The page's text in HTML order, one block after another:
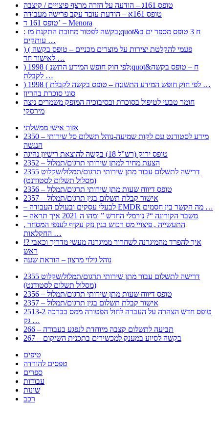
טופס 161ג – הודעה על חזרה מרצף פיצויים / קיצבה
טופס 161א – הודעת עובד עקב פרישה מעבודה
טופס 161 ד’ – Menora
: בקשה לפטור מחובת התקנת מז;quot&ח 3 טופס מספר ים ב
עותקים …
) ( פעמי להקלטת יצירות על מוצרים מכניים – טופס בקשה
לאישור חד …
) 1998 ( לפי חוק חופש המידע התשנ;quot&ח – טופס בקשה
לקבלת …
) 1998 ( לפי חוק חופש המידע התשנ;ח – טופס בקשה לקבלת …
סוגי סוכרת בהריון
חומר טבעי לטיפול בסוכרת ובסיבוכיה המופק משמרים ניצה
מירסקי
אזור אישי ממשלתי
2350 – מידע לסטודנט עם לקות שמיעה-נוהל תשלום סל שירותי
הנגשה
טופס ירוק (רש”ל 18) בקשה להוצאת רישיון נהיגה
2352 – הצעת מחיר למתן שירותי תרגום/תמלול
2355 דרישה לתשלום עבור מתן שירותי תרגום/תמלול/שקלוט
(מסלול תשלום לסטודנט)
2356 – טופס דיווח שעות מתן שירותי תרגום/תמלול
2357 – אישור קבלת תשלום בגין תרגום/תמלול
– לבעלי עסקים ובעולם העבודה EMDR מה הקשר בין חסמים …
– משבר הקורונה “? נורמלי החדש ” ומהו ה 2021 איך תראה
, התעשייה , פיצויי מס רכוש בגין נזק עקיף לענפי המסחר
החקלאות …
!? איך להפרד מהמיגרנה לשחרור ממיגרנה מעשי מדריך וכאבי
ראש
נוהל גילוי מרצון – הוראת שעה
2355 דרישה לתשלום עבור מתן שירותי תרגום/תמלול/שקלוט
(מסלול תשלום לסטודנט)
2356 – טופס דיווח שעות מתן שירותי תרגום/תמלול
2357 – אישור קבלת תשלום בגין תרגום/תמלול
2513-2 טופס חדש הצהרה על העברה לחול הפטורה ממס בברכה
גק …
266 – תביעה לתשלום קצבה מיוחדת לנפגע בעבודה
267 – בקשה לסיוע במענק למכשירים בתכנית השיקום
טיפים
טפסים להורדה
ספרים
עבודות
שונות
רכב